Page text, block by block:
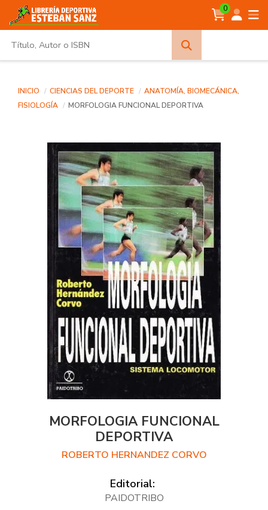
0
INICIO CIENCIAS DEL DEPORTE
ANATOMÍA, BIOMECÁNICA,
FISIOLOGÍA
MORFOLOGIA FUNCIONAL DEPORTIVA
MORFOLOGIA FUNCIONAL
DEPORTIVA
ROBERTO HERNANDEZ CORVO
Editorial:
PAIDOTRIBO